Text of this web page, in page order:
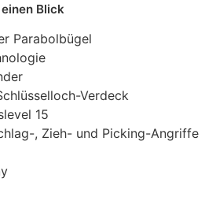
Blick
Parabolbügel
Verdeck
15
, Zieh- und Picking-Angriffe